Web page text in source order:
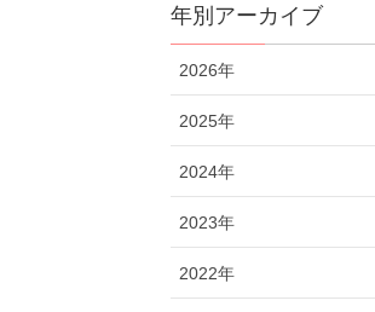
年別アーカイブ
2026年
2025年
2024年
2023年
2022年